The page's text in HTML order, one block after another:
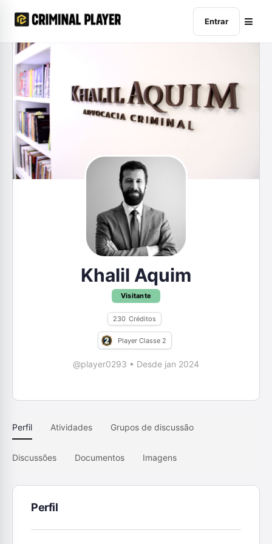
Entrar
Khalil Aquim
Visitante
230 Créditos
Player Classe 2
@player0293 • Desde jan 2024
Perfil Atividades Grupos de discussão
Discussões Documentos Imagens
Perfil